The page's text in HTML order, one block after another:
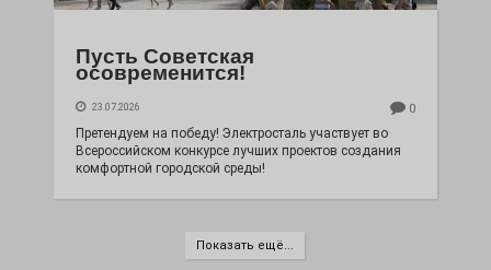
Пусть Советская
осовременится!
23.07.2026 0
Претендуем на победу! Электросталь участвует во
Всероссийском конкурсе лучших проектов создания
комфортной городской среды!
Показать ещё...